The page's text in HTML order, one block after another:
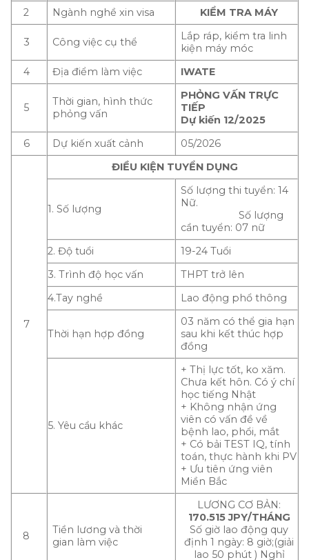
2
Ngành nghề xin visa KIỂM TRA MÁY
3 Công việc cụ thể
Lắp ráp, kiểm tra linh
kiện máy móc
4
Địa điểm làm việc IWATE
5
Thời gian, hình thức
phỏng vấn
PHỎNG VẤN TRỰC
TIẾP
Dự kiến 12/2025
6
Dự kiến xuất cảnh 05/2026
7
ĐIỀU KIỆN TUYỂN DỤNG
1. Số lượng
Số lượng thi tuyển: 14
Nữ.
Số lượng
cần tuyển: 07 nữ
2. Độ tuổi
19-24 Tuổi
3. Trình độ học vấn
THPT trở lên
4.Tay nghề
Lao động phổ thông
Thời hạn hợp đồng
03 năm có thể gia hạn
sau khi kết thúc hợp
đồng
5. Yêu cầu khác
+ Thị lực tốt, ko xăm.
Chưa kết hôn. Có ý chí
học tiếng Nhật
+ Không nhận ứng
viên có vấn đề về
bệnh lao, phổi, mắt
+ Có bải TEST IQ, tính
toán, thực hành khi PV
+ Ưu tiên ứng viên
Miền Bắc
8
Tiền lương và thời
gian làm việc
LƯƠNG CƠ BẢN:
170.515 JPY/THÁNG
Số giờ lao động quy
định 1 ngày: 8 giờ;(giải
lao 50 phút ) Nghỉ